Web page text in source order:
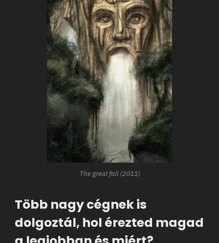
The great fall (2011)
Több nagy cégnek is
dolgoztál, hol érezted magad